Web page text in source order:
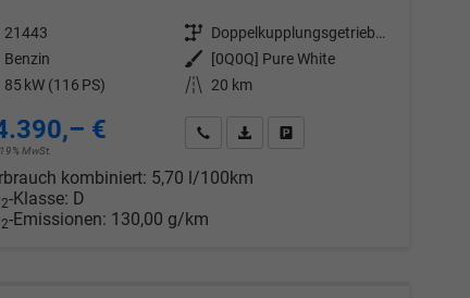
21443 Getriebe
Doppelkupplungsgetriebe (DSG)
Benzin Außenfarbe [0Q0Q] Pure White
85 kW (116 PS) Kilometerstand 20 km
€
MwSt.
Wir rufen Sie an
PDF-Datei, Fahrzeugexposé drucken
Drucken, parken oder
kombiniert: 5,70 l/100km
2-Klasse: D
2-Emissionen: 130,00 g/km